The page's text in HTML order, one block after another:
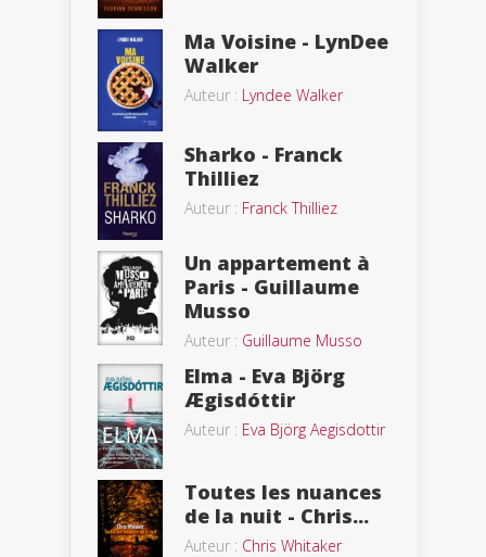
Ma Voisine - LynDee
Walker
Auteur : Lyndee Walker
Sharko - Franck
Thilliez
Auteur : Franck Thilliez
Un appartement à
Paris - Guillaume
Musso
Auteur : Guillaume Musso
Elma - Eva Björg
Ægisdóttir
Auteur : Eva Björg Aegisdottir
Toutes les nuances
de la nuit - Chris...
Auteur : Chris Whitaker